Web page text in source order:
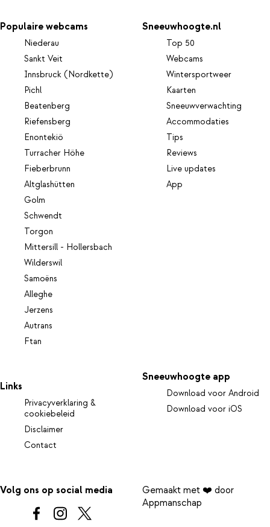
Populaire webcams
Niederau
Sankt Veit
Innsbruck (Nordkette)
Pichl
Beatenberg
Riefensberg
Enontekiö
Turracher Höhe
Fieberbrunn
Altglashütten
Golm
Schwendt
Torgon
Mittersill - Hollersbach
Wilderswil
Samoëns
Alleghe
Jerzens
Autrans
Ftan
Sneeuwhoogte.nl
Top 50
Webcams
Wintersportweer
Kaarten
Sneeuwverwachting
Accommodaties
Tips
Reviews
Live updates
App
Links
Privacyverklaring &
cookiebeleid
Disclaimer
Contact
Sneeuwhoogte app
Download voor Android
Download voor iOS
Volg ons op social media
Gemaakt met ❤️ door
Appmanschap